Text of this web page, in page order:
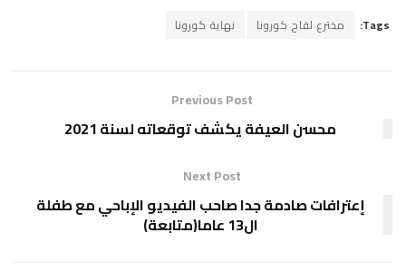
Tags: مخترع لقاح كورونا نهاية كورونا
Previous Post
محسن العيفة يكشف توقعاته لسنة 2021
Next Post
إعترافات صادمة جدا صاحب الفيديو الإباحي مع طفلة
ال13 عاما(متابعة)